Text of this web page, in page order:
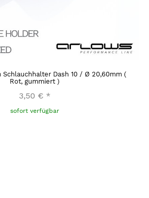
Dash 10 / Ø 20,60mm (
Rot, gummiert )
3,50 € *
sofort verfügbar